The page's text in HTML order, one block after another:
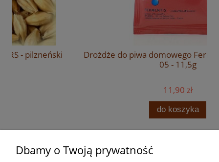
Drożdże do piwa domowego Fermentis Safale US-
Zakupy
Dbamy o Twoją prywatność